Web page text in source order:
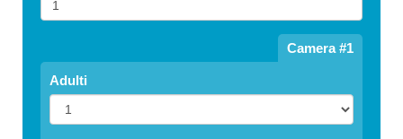
Camera #1
Adulti